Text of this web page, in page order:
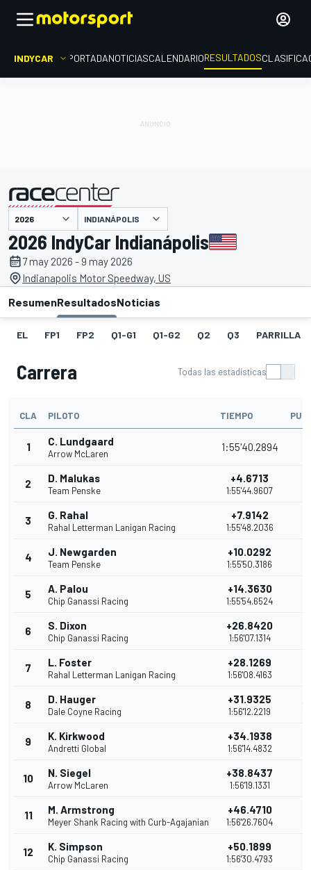
INDYCAR PORTADANOTICIASCALENDARIORESULTADOS
presentado por INDIANÁPOLIS
2026 IndyCar Indianápolis
7 may 2026 - 9 may 2026
Indianapolis Motor Speedway, US
ResumenResultadosNoticias
EL FP1 FP2 Q1-G1 Q1-G2 Q2 Q3 PARRILLA
Carrera Todas las estadísticas
CLA PILOTO TIEMPO
1 C. Lundgaard
Arrow McLaren
1:55'40.2894
2 D. Malukas
Team Penske
+4.6713
1:55'44.9607
3 G. Rahal
Rahal Letterman Lanigan Racing
+7.9142
1:55'48.2036
4 J. Newgarden
Team Penske
+10.0292
1:55'50.3186
5 A. Palou
Chip Ganassi Racing
+14.3630
1:55'54.6524
6 S. Dixon
Chip Ganassi Racing
+26.8420
1:56'07.1314
7 L. Foster
Rahal Letterman Lanigan Racing
+28.1269
1:56'08.4163
8 D. Hauger
Dale Coyne Racing
+31.9325
1:56'12.2219
9 K. Kirkwood
Andretti Global
+34.1938
1:56'14.4832
10 N. Siegel
Arrow McLaren
+38.8437
1:56'19.1331
11 M. Armstrong
Meyer Shank Racing with Curb-Agajanian
+46.4710
1:56'26.7604
12 K. Simpson
Chip Ganassi Racing
+50.1899
1:56'30.4793